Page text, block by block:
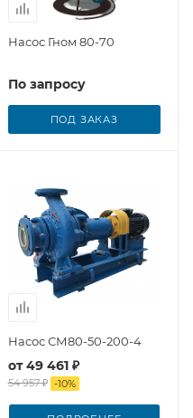
Насос Гном 80-70
По запросу
ПОД ЗАКАЗ
Насос СМ80-50-200-4
от49 461 ₽
54 957 ₽ -10%